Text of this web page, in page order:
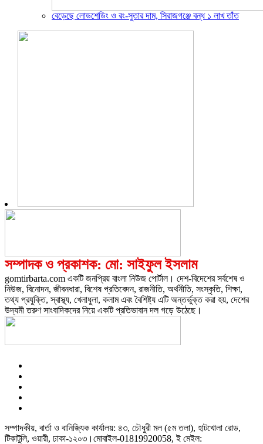
বেড়েছে লোডশেডিং ও রং-সুতার দাম, সিরাজগঞ্জে বন্ধ ১ লাখ তাঁত
সম্পাদক ও প্রকাশক: মো: সাইফুল ইসলাম
gomtirbarta.com একটি জনপ্রিয় বাংলা নিউজ পোর্টাল। দেশ-বিদেশের সর্বশেষ ও
নিউজ, বিনোদন, জীবনধারা, বিশেষ প্রতিবেদন, রাজনীতি, অর্থনীতি, সংস্কৃতি, শিক্ষা,
তথ্য প্রযুক্তি, স্বাস্থ্য, খেলাধুলা, কলাম এবং বৈশিষ্ট্য এটি অন্তর্ভুক্ত করা হয়, দেশের
উদ্যমী তরুণ সাংবাদিকদের নিয়ে একটি প্রতিভাবান দল গড়ে উঠেছে।
সম্পাদকীয়, বার্তা ও বানিজ্যিক কার্যালয়: ৪৩, চৌধুরী মল (৫ম তলা), হাটখোলা রোড,
টিকাটুলি, ওয়ারী, ঢাকা-১২০৩।মোবাইল-01819920058, ই মেইল: